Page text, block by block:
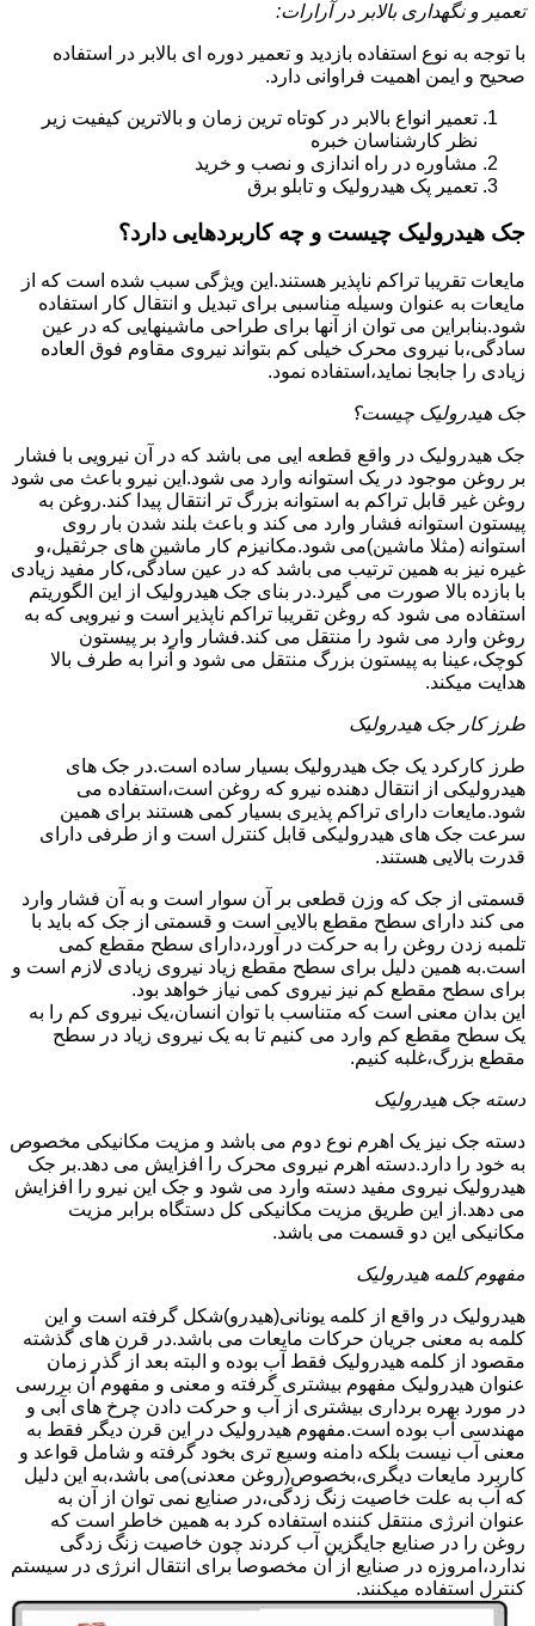
تعمیر و نگهداری بالابر در آرارات:
با توجه به نوع استفاده بازدید و تعمیر دوره ای بالابر در استفاده
صحیح و ایمن اهمیت فراوانی دارد.
تعمیر انواع بالابر در کوتاه ترین زمان و بالاترین کیفیت زیر
نظر کارشناسان خبره
مشاوره در راه اندازی و نصب و خرید
تعمیر پک هیدرولیک و تابلو برق
جک هیدرولیک چیست و چه کاربردهایی دارد؟
مایعات تقریبا تراکم ناپذیر هستند.این ویژگی سبب شده است که از
مایعات به عنوان وسیله مناسبی برای تبدیل و انتقال کار استفاده
شود.بنابراین می توان از آنها برای طراحی ماشینهایی که در عین
سادگی،با نیروی محرک خیلی کم بتواند نیروی مقاوم فوق العاده
زیادی را جابجا نماید،استفاده نمود.
جک هیدرولیک چیست؟
جک هیدرولیک در واقع قطعه ایی می باشد که در آن نیرویی با فشار
بر روغن موجود در یک استوانه وارد می شود.این نیرو باعث می شود
روغن غیر قابل تراکم به استوانه بزرگ تر انتقال پیدا کند.روغن به
پیستون استوانه فشار وارد می کند و باعث بلند شدن بار روی
استوانه (مثلا ماشین)می شود.مکانیزم کار ماشین های جرثقیل،و
غیره نیز به همین ترتیب می باشد که در عین سادگی،کار مفید زیادی
با بازده بالا صورت می گیرد.در بنای جک هیدرولیک از این الگوریتم
استفاده می شود که روغن تقریبا تراکم ناپذیر است و نیرویی که به
روغن وارد می شود را منتقل می کند.فشار وارد بر پیستون
کوچک،عینا به پیستون بزرگ منتقل می شود و آنرا به طرف بالا
هدایت میکند.
طرز کار جک هیدرولیک
طرز کارکرد یک جک هیدرولیک بسیار ساده است.در جک های
هیدرولیکی از انتقال دهنده نیرو که روغن است،استفاده می
شود.مایعات دارای تراکم پذیری بسیار کمی هستند برای همین
سرعت جک های هیدرولیکی قابل کنترل است و از طرفی دارای
قدرت بالایی هستند.
قسمتی از جک که وزن قطعی بر آن سوار است و به آن فشار وارد
می کند دارای سطح مقطع بالایی است و قسمتی از جک که باید با
تلمبه زدن روغن را به حرکت در آورد،دارای سطح مقطع کمی
است.به همین دلیل برای سطح مقطع زیاد نیروی زیادی لازم است و
برای سطح مقطع کم نیز نیروی کمی نیاز خواهد بود.
این بدان معنی است که متناسب با توان انسان،یک نیروی کم را به
یک سطح مقطع کم وارد می کنیم تا به یک نیروی زیاد در سطح
مقطع بزرگ،غلبه کنیم.
دسته جک هیدرولیک
دسته جک نیز یک اهرم نوع دوم می باشد و مزیت مکانیکی مخصوص
به خود را دارد.دسته اهرم نیروی محرک را افزایش می دهد.بر جک
هیدرولیک نیروی مفید دسته وارد می شود و جک این نیرو را افزایش
می دهد.از این طریق مزیت مکانیکی کل دستگاه برابر مزیت
مکانیکی این دو قسمت می باشد.
مفهوم کلمه هیدرولیک
هیدرولیک در واقع از کلمه یونانی(هیدرو)شکل گرفته است و این
کلمه به معنی جریان حرکات مایعات می باشد.در قرن های گذشته
مقصود از کلمه هیدرولیک فقط آب بوده و البته بعد از گذر زمان
عنوان هیدرولیک مفهوم بیشتری گرفته و معنی و مفهوم آن بررسی
در مورد بهره برداری بیشتری از آب و حرکت دادن چرخ های آبی و
مهندسی آب بوده است.مفهوم هیدرولیک در این قرن دیگر فقط به
معنی آب نیست بلکه دامنه وسیع تری بخود گرفته و شامل قواعد و
کاربرد مایعات دیگری،بخصوص(روغن معدنی)می باشد،به این دلیل
که آب به علت خاصیت زنگ زدگی،در صنایع نمی توان از آن به
عنوان انرژی منتقل کننده استفاده کرد به همین خاطر است که
روغن را در صنایع جایگزین آب کردند چون خاصیت زنگ زدگی
ندارد،امروزه در صنایع از آن مخصوصا برای انتقال انرژی در سیستم
کنترل استفاده میکنند.